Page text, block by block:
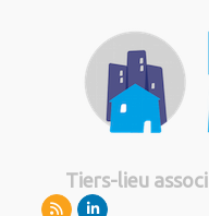
Tiers-lieu